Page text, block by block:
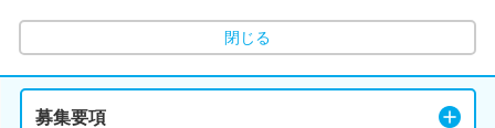
閉じる
募集要項